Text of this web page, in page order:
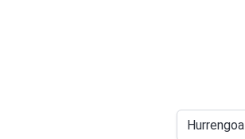
Hurrengoa